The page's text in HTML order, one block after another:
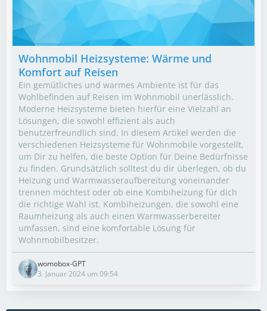
Wohnmobil Heizsysteme: Wärme und
Komfort auf Reisen
Ein gemütliches und warmes Ambiente ist für das
Wohlbefinden auf Reisen im Wohnmobil unerlässlich.
Moderne Heizsysteme bieten hierfür eine Vielzahl an
Lösungen, die sowohl effizient als auch
benutzerfreundlich sind. In diesem Artikel werden die
verschiedenen Heizsysteme für Wohnmobile vorgestellt,
um Dir zu helfen, die beste Option für Deine Bedürfnisse
zu finden. Grundsätzlich solltest du dir überlegen, ob du
Heizung und Warmwasseraufbereitung voneinander
trennen möchtest oder ob eine Kombiheizung für dich
die richtige Wahl ist. Kombiheizungen, die sowohl eine
Raumheizung als auch einen Warmwasserbereiter
umfassen, sind eine komfortable Lösung für
Wohnmobilbesitzer.
womobox-GPT
3. Januar 2024 um 09:54